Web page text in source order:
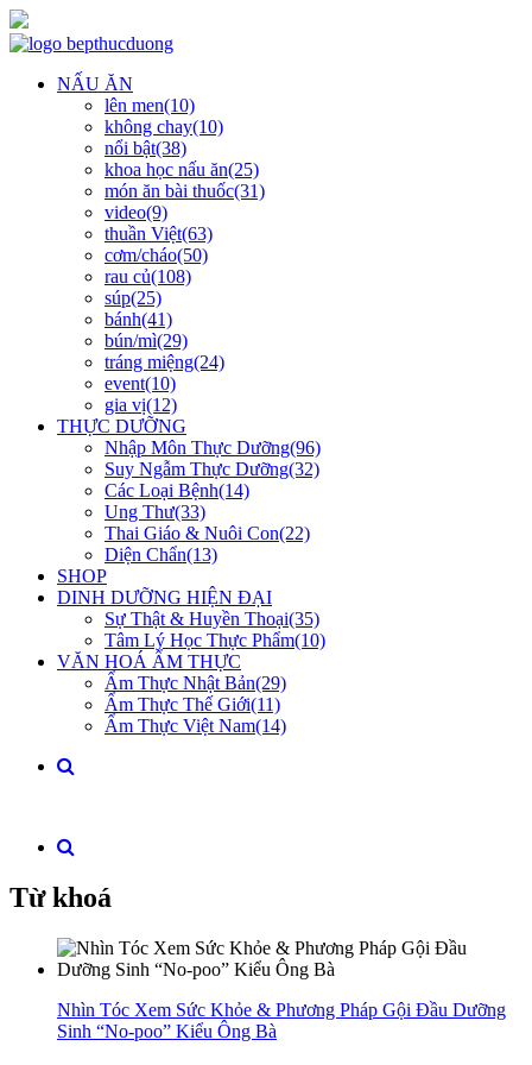
NẤU ĂN
lên men(10)
không chay(10)
nổi bật(38)
khoa học nấu ăn(25)
món ăn bài thuốc(31)
video(9)
thuần Việt(63)
cơm/cháo(50)
rau củ(108)
súp(25)
bánh(41)
bún/mì(29)
tráng miệng(24)
event(10)
gia vị(12)
THỰC DƯỠNG
Nhập Môn Thực Dưỡng(96)
Suy Ngẫm Thực Dưỡng(32)
Các Loại Bệnh(14)
Ung Thư(33)
Thai Giáo & Nuôi Con(22)
Diện Chẩn(13)
SHOP
DINH DƯỠNG HIỆN ĐẠI
Sự Thật & Huyền Thoại(35)
Tâm Lý Học Thực Phẩm(10)
VĂN HOÁ ẨM THỰC
Ẩm Thực Nhật Bản(29)
Ẩm Thực Thế Giới(11)
Ẩm Thực Việt Nam(14)
Từ khoá
Nhìn Tóc Xem Sức Khỏe & Phương Pháp Gội Đầu Dưỡng
Sinh “No-poo” Kiểu Ông Bà